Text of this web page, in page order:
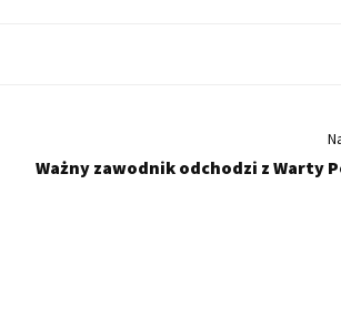
Ważny zawodnik odchodzi z Warty